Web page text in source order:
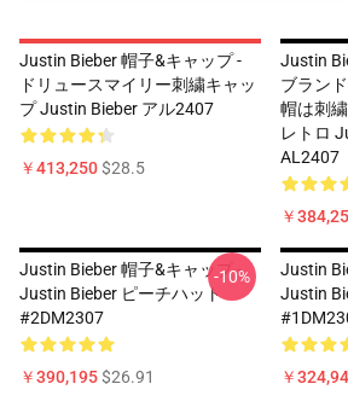
Justin Bieber 帽子&キャップ -
ドリュースマイリー刺繍キャッ
プ Justin Bieber アル2407
￥413,250$28.5
Justin
ブラン
帽は刺
レトロ
AL2407
￥
Justin Bieber 帽子&キャップ -
Justin Bieber ピーチハット
#2DM2307
￥390,195$26.91
-10%
Justin
Justin
￥